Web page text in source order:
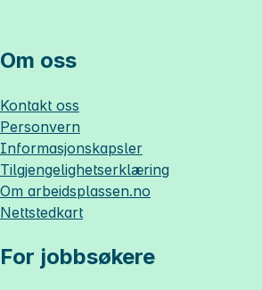
Om oss
Kontakt oss
Personvern
Informasjonskapsler
Tilgjengelighetserklæring
Om arbeidsplassen.no
Nettstedkart
For jobbsøkere